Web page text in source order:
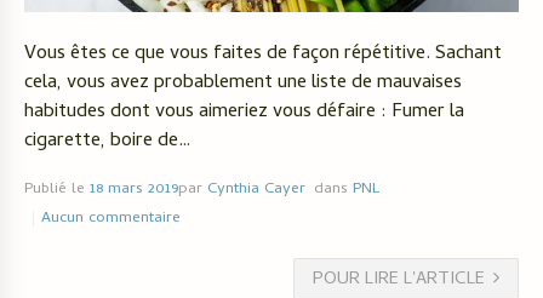
Vous êtes ce que vous faites de façon répétitive. Sachant
cela, vous avez probablement une liste de mauvaises
habitudes dont vous aimeriez vous défaire : Fumer la
cigarette, boire de…
Publié le 18 mars 2019par Cynthia Cayer dans PNL
Aucun commentaire
POUR LIRE L'ARTICLE